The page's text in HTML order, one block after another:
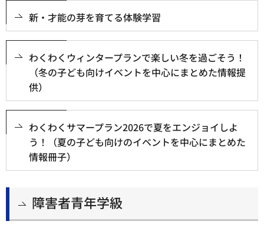
新・才能の芽を育てる体験学習
わくわくウィンタープランで楽しい冬を過ごそう！
（冬の子ども向けイベントを中心にまとめた情報提
供）
わくわくサマープラン2026で夏をエンジョイしよ
う！（夏の子ども向けのイベントを中心にまとめた
情報冊子）
障害者青年学級